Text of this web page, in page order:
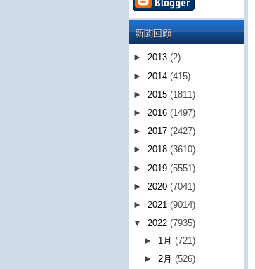
新聞回顧
► 2013 (2)
► 2014 (415)
► 2015 (1811)
► 2016 (1497)
► 2017 (2427)
► 2018 (3610)
► 2019 (5551)
► 2020 (7041)
► 2021 (9014)
▼ 2022 (7935)
► 1月(721)
► 2月(526)